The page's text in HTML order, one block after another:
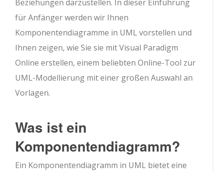
Beziehungen darzustellen. In dieser Einführung
für Anfänger werden wir Ihnen
Komponentendiagramme in UML vorstellen und
Ihnen zeigen, wie Sie sie mit Visual Paradigm
Online erstellen, einem beliebten Online-Tool zur
UML-Modellierung mit einer großen Auswahl an
Vorlagen.
Was ist ein
Komponentendiagramm?
Ein Komponentendiagramm in UML bietet eine